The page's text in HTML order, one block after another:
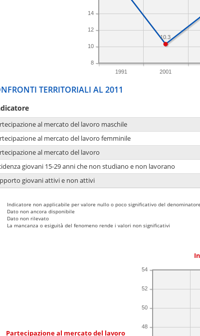
1991 2001
8
10
12
14
10.3
TERRITORIALI AL 2011
al mercato del lavoro maschile
al mercato del lavoro femminile
al mercato del lavoro
giovani 15-29 anni che non studiano e non lavorano
giovani attivi e non attivi
Indicatore non applicabile per valore nullo o poco significativo del denominatore
Dato non ancora disponibile
Dato non rilevato
La mancanza o esiguità del fenomeno rende i valori non significativi
Partecipazione al mercato del lavoro
48
50
52
54